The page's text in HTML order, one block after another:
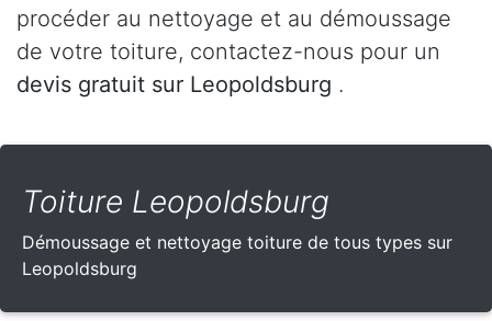
procéder au nettoyage et au démoussage
de votre toiture, contactez-nous pour un
devis gratuit sur Leopoldsburg .
Toiture Leopoldsburg
Démoussage et nettoyage toiture de tous types sur
Leopoldsburg